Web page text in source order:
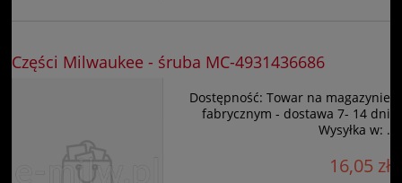
Części Milwaukee - śruba MC-4931436686
Dostępność: Towar na magazynie
fabrycznym - dostawa 7- 14 dni
Wysyłka w: .
16,05 zł